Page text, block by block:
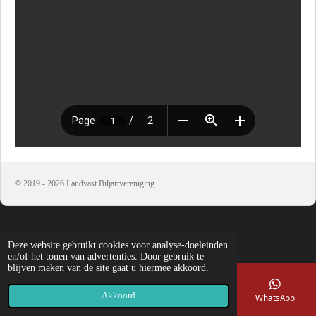
Deze website gebruikt cookies voor analyse-doeleinden
en/of het tonen van advertenties. Door gebruik te
blijven maken van de site gaat u hiermee akkoord.
Akkoord
© 2019 - 2026 Landvast Biljartvereniging
Telefoonnummer WhatsApp